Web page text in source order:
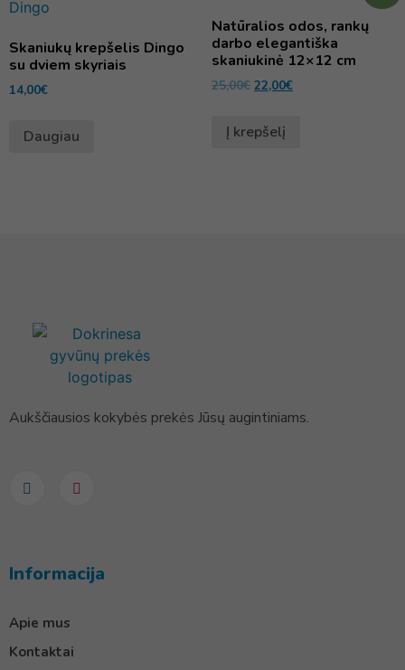
Skaniukų krepšelis Dingo
su dviem skyriais
14,00€
Daugiau
Natūralios odos, rankų
darbo elegantiška
skaniukinė 12×12 cm
25,00€ 22,00€
Į krepšelį
Aukščiausios kokybės prekės Jūsų augintiniams.
Informacija
Apie mus
Kontaktai